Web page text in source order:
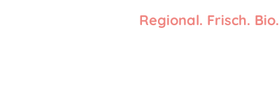
Regional. Frisch. Bio.